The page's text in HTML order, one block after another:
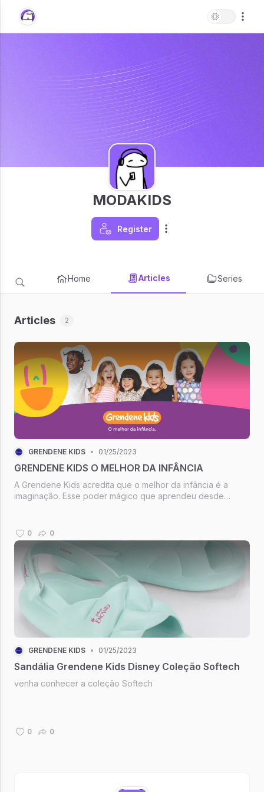
MODAKIDS
Register
Home Articles Series
Articles 2
GRENDENE KIDS • 01/25/2023
GRENDENE KIDS O MELHOR DA INFÂNCIA
A Grendene Kids acredita que o melhor da infância é a
imaginação. Esse poder mágico que aprendeu desde
jantar. O que a gente ...
0 0
GRENDENE KIDS • 01/25/2023
Sandália Grendene Kids Disney Coleção Softech
venha conhecer a coleção Softech
0 0